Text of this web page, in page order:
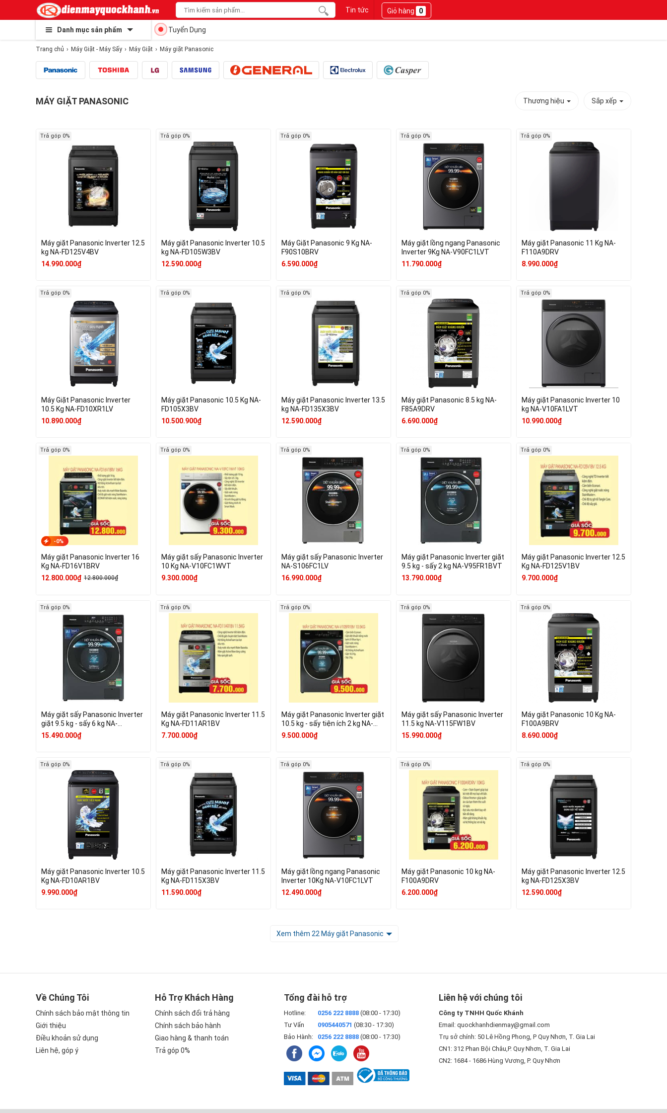
Tin tức Giỏ hàng 0
Danh mục sản phẩm Tuyển Dụng
Trang chủ Máy Giặt - Máy Sấy Máy Giặt Máy giặt Panasonic
MÁY GIẶT PANASONIC Thương hiệu Sắp xếp
Trả góp 0%
Máy giặt Panasonic Inverter 12.5
kg NA-FD125V4BV
14.990.000₫
Trả góp 0%
Máy giặt Panasonic Inverter 10.5
kg NA-FD105W3BV
12.590.000₫
Trả góp 0%
Máy Giặt Panasonic 9 Kg NA-
F90S10BRV
6.590.000₫
Trả góp 0%
Máy giặt lồng ngang Panasonic
Inverter 9Kg NA-V90FC1LVT
11.790.000₫
Trả góp 0%
Máy giặt Panasonic 11 Kg NA-
F110A9DRV
8.990.000₫
Trả góp 0%
Máy Giặt Panasonic Inverter
10.5 Kg NA-FD10XR1LV
10.890.000₫
Trả góp 0%
Máy giặt Panasonic 10.5 Kg NA-
FD105X3BV
10.500.900₫
Trả góp 0%
Máy giặt Panasonic Inverter 13.5
kg NA-FD135X3BV
12.590.000₫
Trả góp 0%
Máy giặt Panasonic 8.5 kg NA-
F85A9DRV
6.690.000₫
Trả góp 0%
Máy giặt Panasonic Inverter 10
kg NA-V10FA1LVT
10.990.000₫
Trả góp 0%
-0%
Máy giặt Panasonic Inverter 16
Kg NA-FD16V1BRV
12.800.000₫ 12.800.000₫
Trả góp 0%
Máy giặt sấy Panasonic Inverter
10 Kg NA-V10FC1WVT
9.300.000₫
Trả góp 0%
Máy giặt sấy Panasonic Inverter
NA-S106FC1LV
16.990.000₫
Trả góp 0%
Máy giặt Panasonic Inverter giặt
9.5 kg - sấy 2 kg NA-V95FR1BVT
13.790.000₫
Trả góp 0%
Máy giặt Panasonic Inverter 12.5
Kg NA-FD125V1BV
9.700.000₫
Trả góp 0%
Máy giặt sấy Panasonic Inverter
giặt 9.5 kg - sấy 6 kg NA-
S956FR1BV
15.490.000₫
Trả góp 0%
Máy giặt Panasonic Inverter 11.5
Kg NA-FD11AR1BV
7.700.000₫
Trả góp 0%
Máy giặt Panasonic Inverter giặt
10.5 kg - sấy tiện ích 2 kg NA-
V105FR1BV
9.500.000₫
Trả góp 0%
Máy giặt sấy Panasonic Inverter
11.5 kg NA-V115FW1BV
15.990.000₫
Trả góp 0%
Máy giặt Panasonic 10 Kg NA-
F100A9BRV
8.690.000₫
Trả góp 0%
Máy giặt Panasonic Inverter 10.5
Kg NA-FD10AR1BV
9.990.000₫
Trả góp 0%
Máy giặt Panasonic Inverter 11.5
Kg NA-FD115X3BV
11.590.000₫
Trả góp 0%
Máy giặt lồng ngang Panasonic
Inverter 10Kg NA-V10FC1LVT
12.490.000₫
Trả góp 0%
Máy giặt Panasonic 10 kg NA-
F100A9DRV
6.200.000₫
Trả góp 0%
Máy giặt Panasonic Inverter 12.5
kg NA-FD125X3BV
12.590.000₫
Xem thêm 22 Máy giặt Panasonic
Về Chúng Tôi
Chính sách bảo mật thông tin
Giới thiệu
Điều khoản sử dụng
Liên hệ, góp ý
Hỗ Trợ Khách Hàng
Chính sách đổi trả hàng
Chính sách bảo hành
Giao hàng & thanh toán
Trả góp 0%
Tổng đài hỗ trợ
Hotline: 0256 222 8888 (08:00 - 17:30)
Tư Vấn
0905440571 (08:30 - 17:30)
Bảo Hành:
0256 222 8888 (08:00 - 17:30)
Liên hệ với chúng tôi
Công ty TNHH Quốc Khánh
Email: quockhanhdienmay@gmail.com
Trụ sở chính: 50 Lê Hồng Phong, P Quy Nhơn, T. Gia Lai
CN1: 312 Phan Bội Châu,P. Quy Nhơn, T. Gia Lai
CN2: 1684 - 1686 Hùng Vương, P. Quy Nhơn